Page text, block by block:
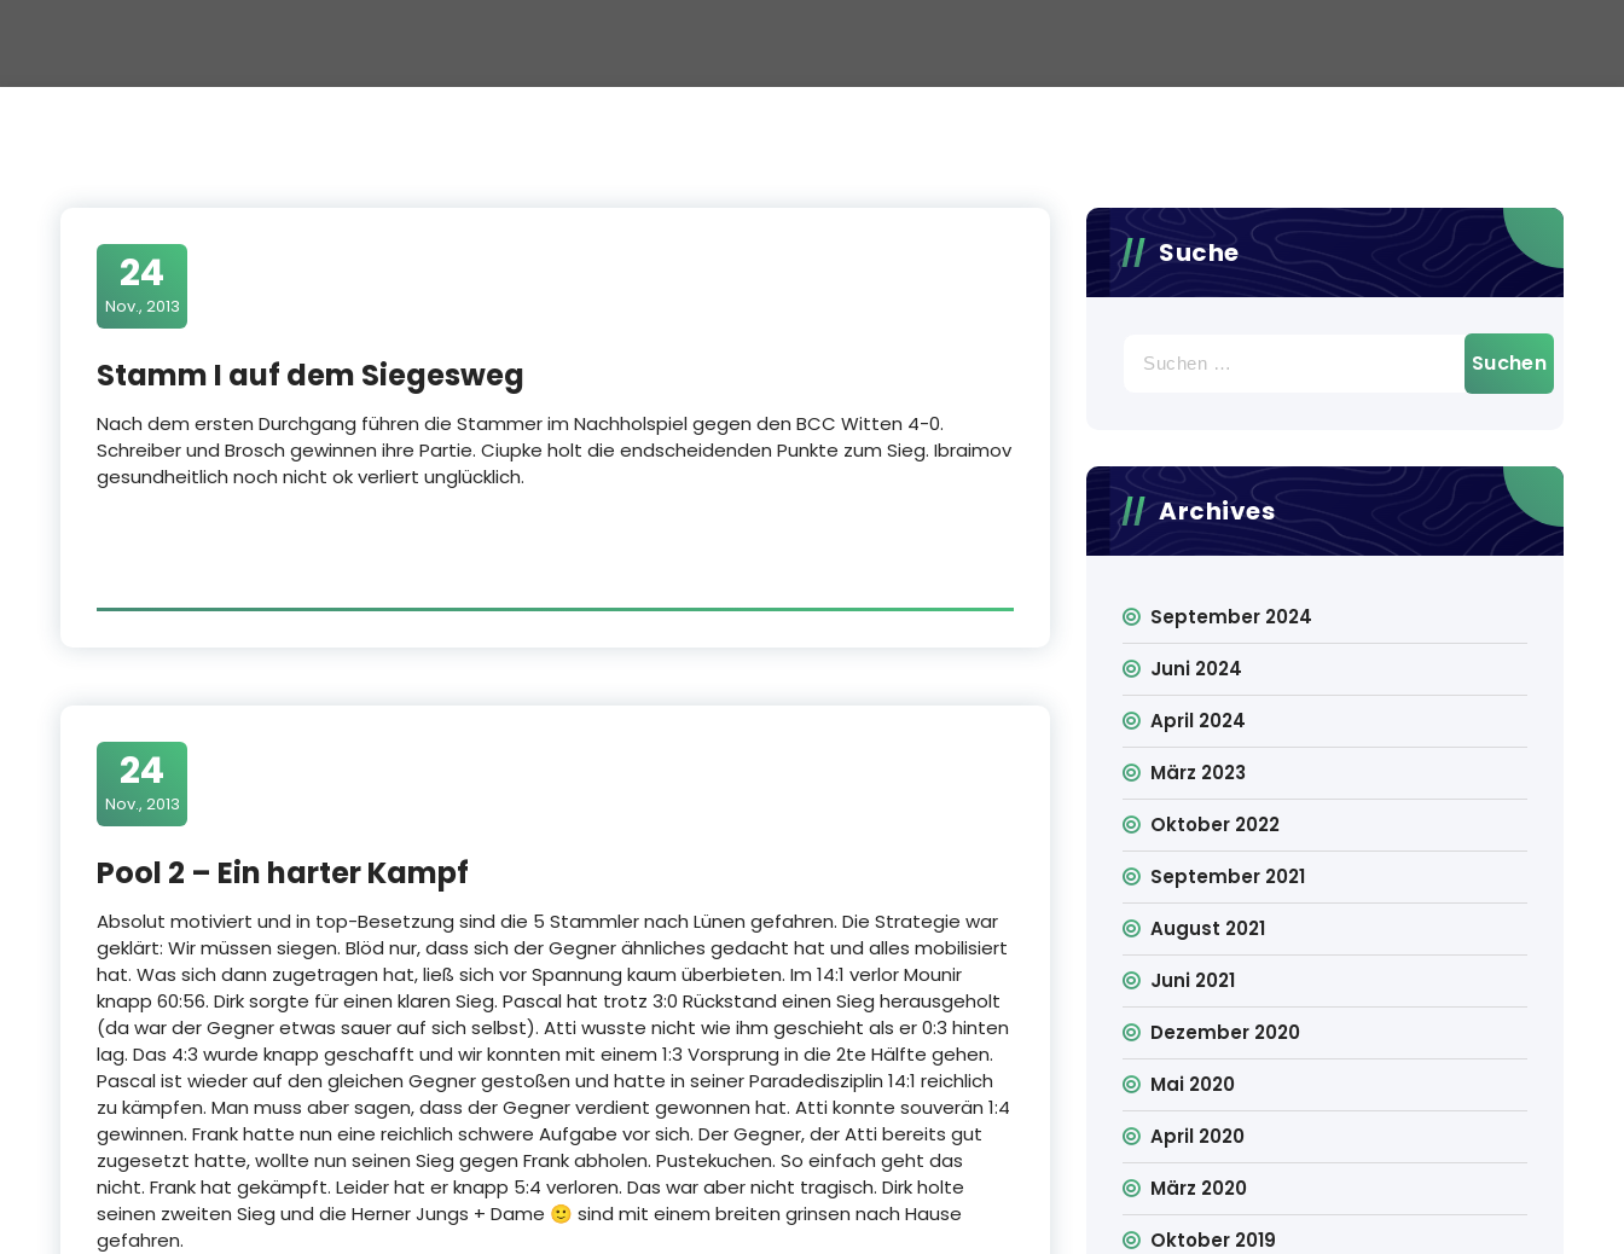
24
Nov., 2013
Stamm I auf dem Siegesweg
Nach dem ersten Durchgang führen die Stammer im Nachholspiel gegen den BCC Witten 4-0.
Schreiber und Brosch gewinnen ihre Partie. Ciupke holt die endscheidenden Punkte zum Sieg. Ibraimov
gesundheitlich noch nicht ok verliert unglücklich.
24
Nov., 2013
Pool 2 – Ein harter Kampf
Absolut motiviert und in top-Besetzung sind die 5 Stammler nach Lünen gefahren. Die Strategie war
geklärt: Wir müssen siegen. Blöd nur, dass sich der Gegner ähnliches gedacht hat und alles mobilisiert
hat. Was sich dann zugetragen hat, ließ sich vor Spannung kaum überbieten. Im 14:1 verlor Mounir
knapp 60:56. Dirk sorgte für einen klaren Sieg. Pascal hat trotz 3:0 Rückstand einen Sieg herausgeholt
(da war der Gegner etwas sauer auf sich selbst). Atti wusste nicht wie ihm geschieht als er 0:3 hinten
lag. Das 4:3 wurde knapp geschafft und wir konnten mit einem 1:3 Vorsprung in die 2te Hälfte gehen.
Pascal ist wieder auf den gleichen Gegner gestoßen und hatte in seiner Paradedisziplin 14:1 reichlich
zu kämpfen. Man muss aber sagen, dass der Gegner verdient gewonnen hat. Atti konnte souverän 1:4
gewinnen. Frank hatte nun eine reichlich schwere Aufgabe vor sich. Der Gegner, der Atti bereits gut
zugesetzt hatte, wollte nun seinen Sieg gegen Frank abholen. Pustekuchen. So einfach geht das
nicht. Frank hat gekämpft. Leider hat er knapp 5:4 verloren. Das war aber nicht tragisch. Dirk holte
seinen zweiten Sieg und die Herner Jungs + Dame 🙂 sind mit einem breiten grinsen nach Hause
gefahren.
Suche
nach:
Archives
September 2024
Juni 2024
April 2024
März 2023
Oktober 2022
September 2021
August 2021
Juni 2021
Dezember 2020
Mai 2020
April 2020
März 2020
Oktober 2019